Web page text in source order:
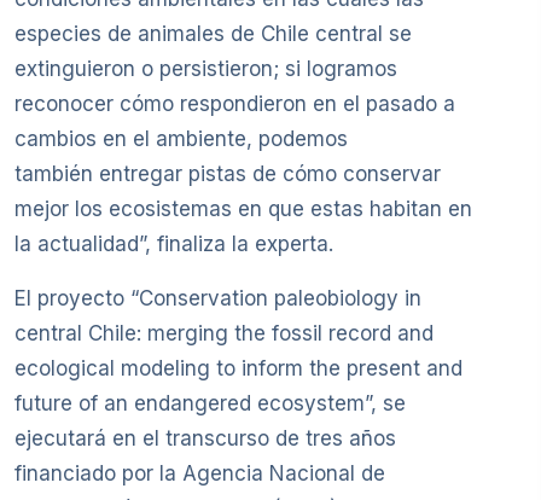
especies de animales de Chile central se
extinguieron o persistieron; si logramos
reconocer cómo respondieron en el pasado a
cambios en el ambiente, podemos
también entregar pistas de cómo conservar
mejor los ecosistemas en que estas habitan en
la actualidad”, finaliza la experta.
El proyecto “Conservation paleobiology in
central Chile: merging the fossil record and
ecological modeling to inform the present and
future of an endangered ecosystem”, se
ejecutará en el transcurso de tres años
financiado por la Agencia Nacional de